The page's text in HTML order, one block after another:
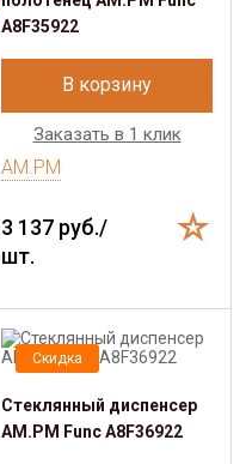
A8F35922
В корзину
Заказать в 1 клик
AM.PM
3 137 руб./
шт.
Скидка
Стеклянный диспенсер
AM.PM Func A8F36922